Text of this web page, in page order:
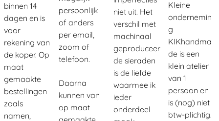
binnen 14
dagen en is
voor
rekening van
de koper. Op
maat
gemaakte
bestellingen
zoals
namen,
persoonlijk
of anders
per email,
zoom of
telefoon.
Daarna
kunnen van
op maat
niet uit. Het
verschil met
machinaal
geproduceer
de sieraden
is de liefde
waarmee ik
ieder
onderdeel
Kleine
ondernemin
g
KIKhandma
de is een
klein atelier
van 1
persoon en
is (nog) niet
btw-plichtig.